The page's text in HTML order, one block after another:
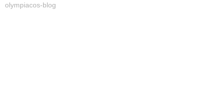
olympiacos-blog